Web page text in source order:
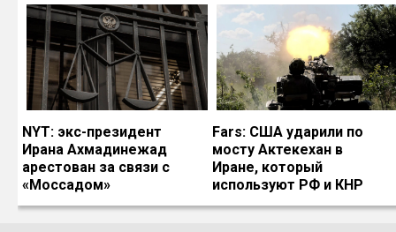
NYT: экс-президент
Ирана Ахмадинежад
арестован за связи с
«Моссадом»
Fars: США ударили по
мосту Актекехан в
Иране, который
используют РФ и КНР